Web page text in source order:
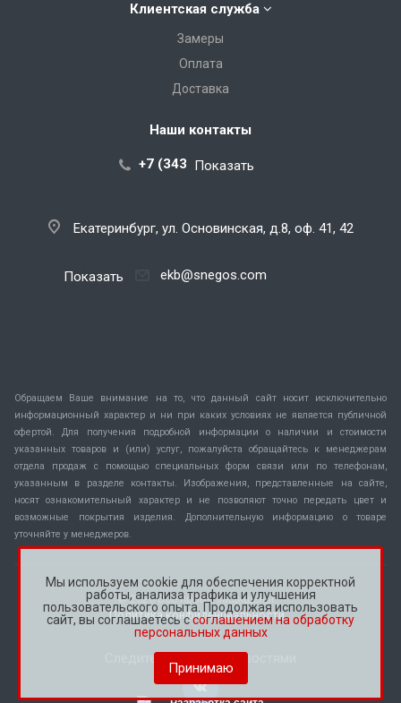
Клиентская служба
Замеры
Оплата
Доставка
Наши контакты
+7 (343) 288-07-25
Показать
Екатеринбург, ул. Основинская, д.8, оф. 41, 42
ekb@snegos.com
Показать
Обращаем Ваше внимание на то, что данный сайт носит исключительно
информационный характер и ни при каких условиях не является публичной
офертой. Для получения подробной информации о наличии и стоимости
указанных товаров и (или) услуг, пожалуйста обращайтесь к менеджерам
отдела продаж с помощью специальных форм связи или по телефонам,
указанным в разделе контакты. Изображения, представленные на сайте,
носят ознакомительный характер и не позволяют точно передать цвет и
возможные покрытия изделия. Дополнительную информацию о товаре
уточняйте у менеджеров.
© 2026 Все права защищены.
Политика конфиденциальности
Следите за нашими новостями
Мы используем cookie для обеспечения корректной
работы, анализа трафика и улучшения
пользовательского опыта. Продолжая использовать
сайт, вы соглашаетесь ссоглашением на обработку
персональных данных
Принимаю